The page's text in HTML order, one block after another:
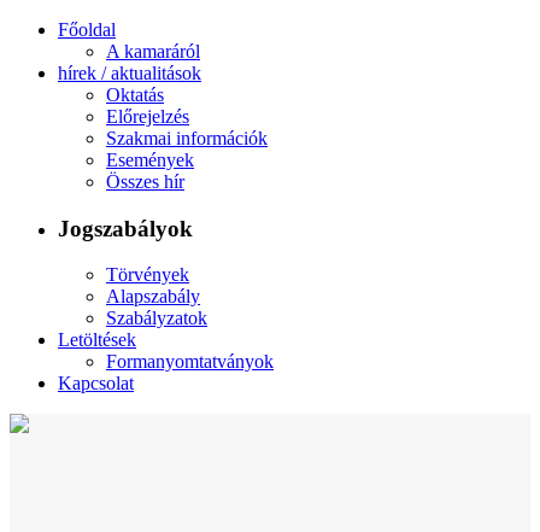
Főoldal
A kamaráról
hírek / aktualitások
Oktatás
Előrejelzés
Szakmai információk
Események
Összes hír
Jogszabályok
Törvények
Alapszabály
Szabályzatok
Letöltések
Formanyomtatványok
Kapcsolat